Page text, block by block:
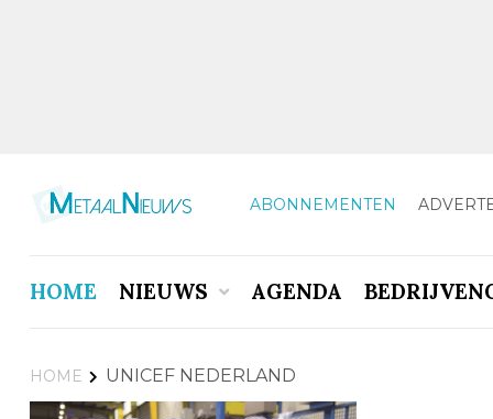
ABONNEMENTEN
HOME NIEUWS AGENDA
HOME UNICEF NEDERLAND